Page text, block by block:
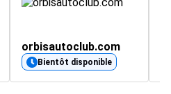
orbisautoclub.com
Bientôt disponible